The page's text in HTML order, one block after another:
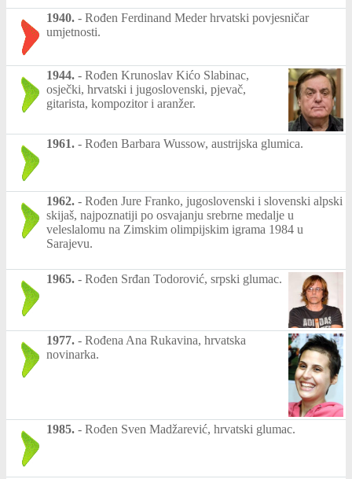
1940. - Rođen Ferdinand Meder hrvatski povjesničar
umjetnosti.
1944. - Rođen Krunoslav Kićo Slabinac,
osječki, hrvatski i jugoslovenski, pjevač,
gitarista, kompozitor i aranžer.
1961. - Rođen Barbara Wussow, austrijska glumica.
1962. - Rođen Jure Franko, jugoslovenski i slovenski alpski
skijaš, najpoznatiji po osvajanju srebrne medalje u
veleslalomu na Zimskim olimpijskim igrama 1984 u
Sarajevu.
1965. - Rođen Srđan Todorović, srpski glumac.
1977. - Rođena Ana Rukavina, hrvatska
novinarka.
1985. - Rođen Sven Madžarević, hrvatski glumac.